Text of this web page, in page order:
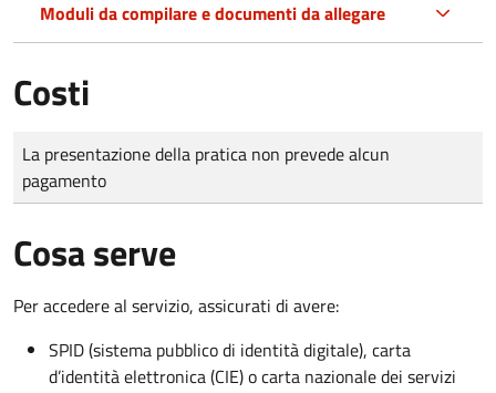
Moduli da compilare e documenti da allegare
Costi
Tipo di pagamento
Importo
La presentazione della pratica non prevede alcun
pagamento
Cosa serve
Per accedere al servizio, assicurati di avere:
SPID (sistema pubblico di identità digitale), carta
d’identità elettronica (CIE) o carta nazionale dei servizi